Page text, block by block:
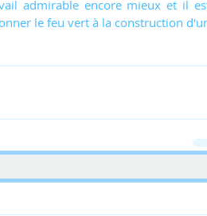
admirable encore mieux et il
le feu vert à la construction